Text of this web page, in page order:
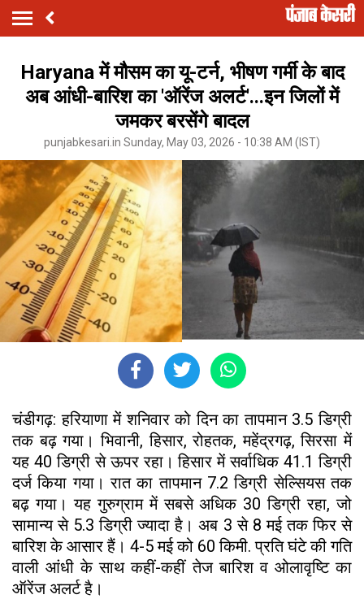
Haryana में मौसम का यू-टर्न, भीषण गर्मी के बाद
अब आंधी-बारिश का 'ऑरेंज अलर्ट'...इन जिलों में
जमकर बरसेंगे बादल
punjabkesari.in Sunday, May 03, 2026 - 10:38 AM (IST)
चंडीगढ़: हरियाणा में शनिवार को दिन का तापमान 3.5 डिग्री
तक बढ़ गया। भिवानी, हिसार, रोहतक, महेंद्रगढ़, सिरसा में
यह 40 डिग्री से ऊपर रहा। हिसार में सर्वाधिक 41.1 डिग्री
दर्ज किया गया। रात का तापमान 7.2 डिग्री सेल्सियस तक
बढ़ गया। यह गुरुग्राम में सबसे अधिक 30 डिग्री रहा, जो
सामान्य से 5.3 डिग्री ज्यादा है। अब 3 से 8 मई तक फिर से
बारिश के आसार हैं। 4-5 मई को 60 किमी. प्रति घंटे की गति
वाली आंधी के साथ कहीं-कहीं तेज बारिश व ओलावृष्टि का
ऑरेंज अलर्ट है।